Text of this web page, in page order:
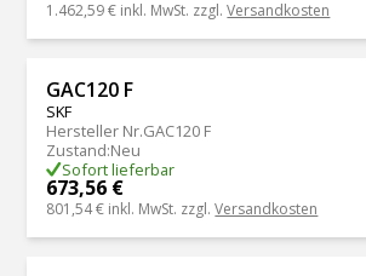
1.462,59 € inkl. MwSt. zzgl.Versandkosten
GAC120 F
SKF
Hersteller Nr.GAC120 F
Zustand:Neu
Sofort lieferbar
673,56 €
801,54 € inkl. MwSt. zzgl.Versandkosten